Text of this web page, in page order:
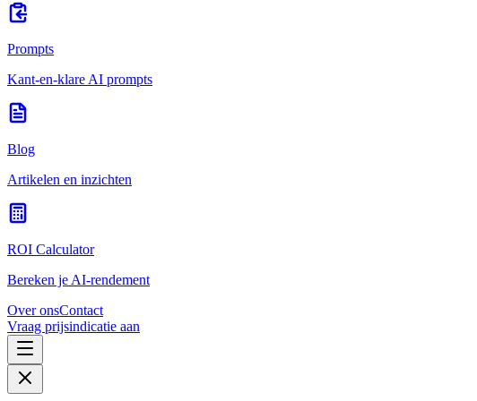
Prompts
Kant-en-klare AI prompts
Blog
Artikelen en inzichten
ROI Calculator
Bereken je AI-rendement
Over onsContact
Vraag prijsindicatie aan